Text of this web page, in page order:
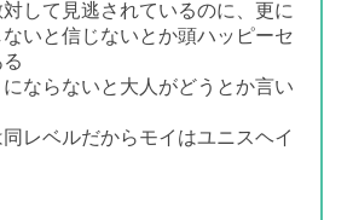
して見逃されているのに、更に
いと信じないとか頭ハッピーセ
ならないと大人がどうとか言い
レベルだからモイはユニスヘイ